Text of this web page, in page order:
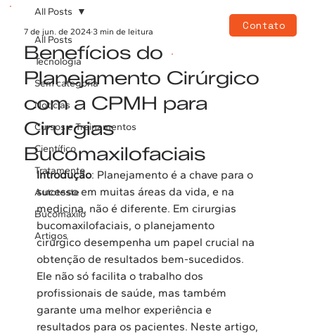
Contato
All Posts
Tecnologia
Sem categoria
Notícias
Cursos e Treinamentos
Científico
Tratamento
Autoteste
Bucomaxilo
Artigos
All Posts
Benefícios do
Planejamento Cirúrgico
com a CPMH para
Cirurgias
Bucomaxilofaciais
7 de jun. de 2024 3 min de leitura
Introdução: Planejamento é a chave para o
sucesso em muitas áreas da vida, e na
medicina, não é diferente. Em cirurgias
bucomaxilofaciais, o planejamento
cirúrgico desempenha um papel crucial na
obtenção de resultados bem-sucedidos.
Ele não só facilita o trabalho dos
profissionais de saúde, mas também
garante uma melhor experiência e
resultados para os pacientes. Neste artigo,